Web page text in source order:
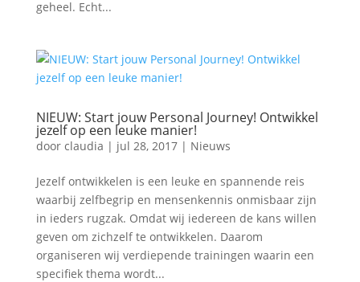
geheel. Echt...
NIEUW: Start jouw Personal Journey! Ontwikkel
jezelf op een leuke manier!
door claudia | jul 28, 2017| Nieuws
Jezelf ontwikkelen is een leuke en spannende reis
waarbij zelfbegrip en mensenkennis onmisbaar zijn
in ieders rugzak. Omdat wij iedereen de kans willen
geven om zichzelf te ontwikkelen. Daarom
organiseren wij verdiepende trainingen waarin een
specifiek thema wordt...